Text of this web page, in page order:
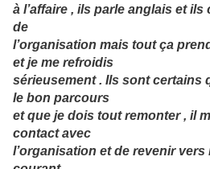
à l’affaire , ils parle anglais et
de
l’organisation mais tout ça
et je me refroidis
sérieusement . Ils sont certains
le bon parcours
et que je dois tout remonter , il
contact avec
l’organisation et de revenir vers